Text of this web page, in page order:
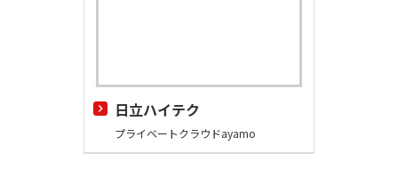
日立ハイテク
プライベートクラウドayamo